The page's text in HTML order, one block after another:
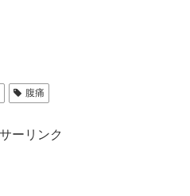
腹痛
ーリンク